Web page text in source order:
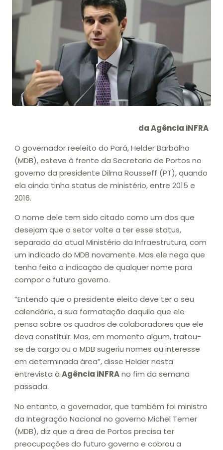
da Agência iNFRA
O governador reeleito do Pará, Helder Barbalho
(MDB), esteve à frente da Secretaria de Portos no
governo da presidente Dilma Rousseff (PT), quando
ela ainda tinha status de ministério, entre 2015 e
2016.
O nome dele tem sido citado como um dos que
desejam que o setor volte a ter esse status,
separado do atual Ministério da Infraestrutura, com
um indicado do MDB novamente. Mas ele nega que
tenha feito a indicação de qualquer nome para
compor o futuro governo.
“Entendo que o presidente eleito deve ter o seu
calendário, a sua formatação daquilo que ele
pensa sobre os quadros de colaboradores que ele
deva constituir. Mas, em momento algum, tratou-
se de cargo ou o MDB sugeriu nomes ou interesse
em determinada área”, disse Helder nesta
entrevista à Agência iNFRAno fim da semana
passada.
No entanto, o governador, que também foi ministro
da Integração Nacional no governo Michel Temer
(MDB), diz que a área de Portos precisa ter
preocupações do futuro governo e cobrou a